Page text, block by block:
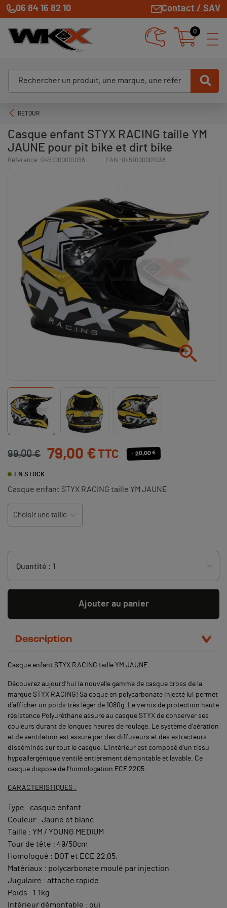
06 84 16 82 10 Contact / SAV
0
RETOUR
Casque enfant STYX RACING taille YM
JAUNE pour pit bike et dirt bike
Référence :0451000001038 EAN :0451000001038

99,00 € 79,00 €TTC - 20,00 €
EN STOCK
Casque enfant STYX RACING taille YM JAUNE
Ajouter au panier
Description
Casque enfant STYX RACING taille YM JAUNE
Découvrez aujourd’hui la nouvelle gamme de casque cross de la
marque STYX RACING! Sa coque en polycarbonate injecté lui permet
d’afficher un poids très léger de 1080g. Le vernis de protection haute
résistance Polyuréthane assure au casque STYX de conserver ses
couleurs durant de longues heures de roulage. Le système d’aération
et de ventilation est assuré par des diffuseurs et des extracteurs
disséminés sur tout le casque. L’intérieur est composé d’un tissu
hypoallergénique ventilé entièrement démontable et lavable. Ce
casque dispose de l’homologation ECE 2205.
CARACTERISTIQUES :
Type : casque enfant
Couleur : Jaune et blanc
Taille : YM / YOUNG MEDIUM
Tour de tête : 49/50cm
Homologué : DOT et ECE 22.05.
Matériaux : polycarbonate moulé par injection
Jugulaire : attache rapide
Poids : 1.1kg
Intérieur démontable : oui